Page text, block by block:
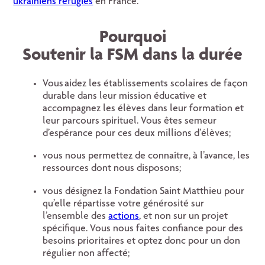
Pourquoi
Soutenir la FSM dans la durée
Vous aidez les établissements scolaires de façon
durable dans leur mission éducative et
accompagnez les élèves dans leur formation et
leur parcours spirituel. Vous êtes semeur
d’espérance pour ces deux millions d’élèves;
vous nous permettez de connaître, à l’avance, les
ressources dont nous disposons;
vous désignez la Fondation Saint Matthieu pour
qu’elle répartisse votre générosité sur
l’ensemble desactions, et non sur un projet
spécifique. Vous nous faites confiance pour des
besoins prioritaires et optez donc pour un don
régulier non affecté;